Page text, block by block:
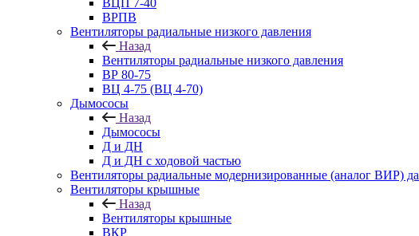
ВЦП 7-40
ВРПВ
Вентиляторы радиальные низкого давления
Назад
Вентиляторы радиальные низкого давления
ВР 80-75
ВЦ 4-75 (ВЦ 4-70)
Дымососы
Назад
Дымососы
Д и ДН
Д и ДН с ходовой частью
Вентиляторы радиальные модернизированные (аналог ВИР)
Вентиляторы крышные
Назад
Вентиляторы крышные
ВКР